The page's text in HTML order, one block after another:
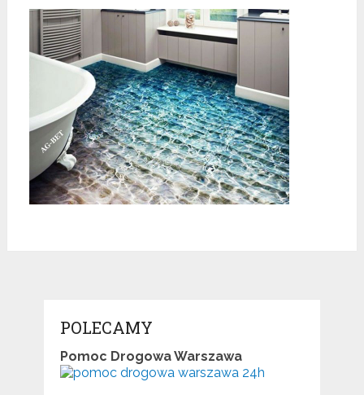
POLECAMY
Pomoc Drogowa Warszawa